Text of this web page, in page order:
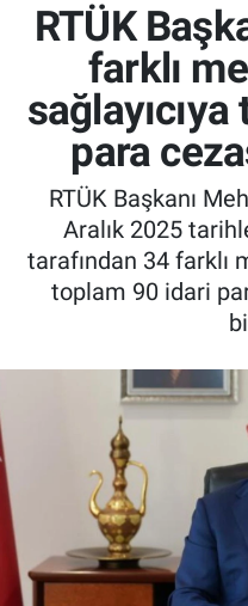
RTÜK
farklı
para
RTÜK Başkanı
Aralık 2025
tarafından 34 farklı
toplam 90 idari